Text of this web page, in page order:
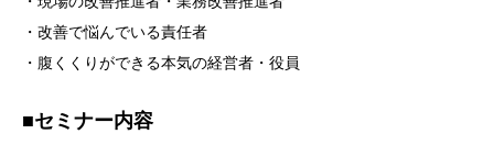
・改善で悩んでいる責任者
・腹くくりができる本気の経営者・役員
■セミナー内容